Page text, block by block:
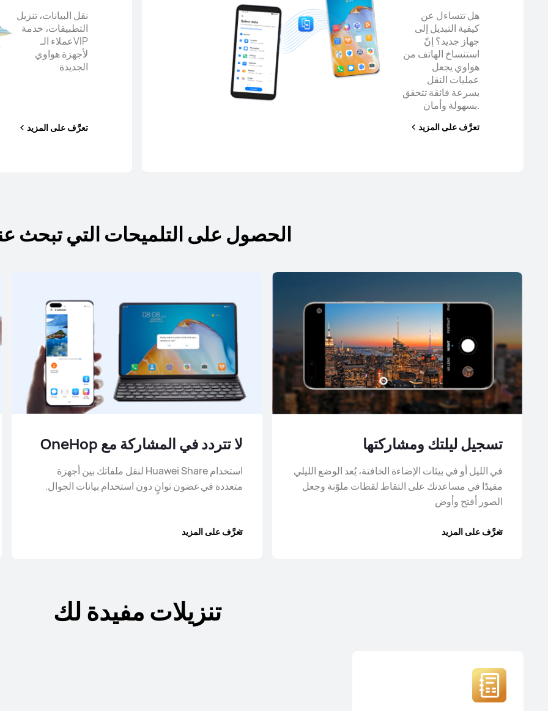
هل تتساءل عن
كيفية التبديل إلى
جهاز جديد؟ إنّ
استنساخ الهاتف من
هواوي يجعل
عمليات النقل
بسرعة فائقة تتحقق
بسهولة وأمان.
تعرَّف على المزيد
نقل البيانات، تنزيل
التطبيقات، خدمة
عملاء الـVIP
لأجهزة هواوي
الجديدة
تعرَّف على المزيد
الحصول على التلميحات التي تبحث
تسجيل ليلتك ومشاركتها
في الليل أو في بيئات الإضاءة الخافتة، يُعد الوضع الليلي
مفيدًا في مساعدتك على التقاط لقطات ملوّنة وجعل
الصور أفتح وأوض
تعرَّف على المزيد
لا تتردد في المشاركة مع OneHop
استخدام Huawei Share لنقل ملفاتك بين أجهزة
متعددة في غضون ثوانٍ دون استخدام بيانات الجوال.
تعرَّف على المزيد
تنزيلات مفيدة لك